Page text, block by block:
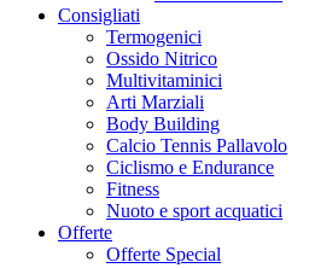
Consigliati
Termogenici
Ossido Nitrico
Multivitaminici
Arti Marziali
Body Building
Calcio Tennis Pallavolo
Ciclismo e Endurance
Fitness
Nuoto e sport acquatici
Offerte
Offerte Special